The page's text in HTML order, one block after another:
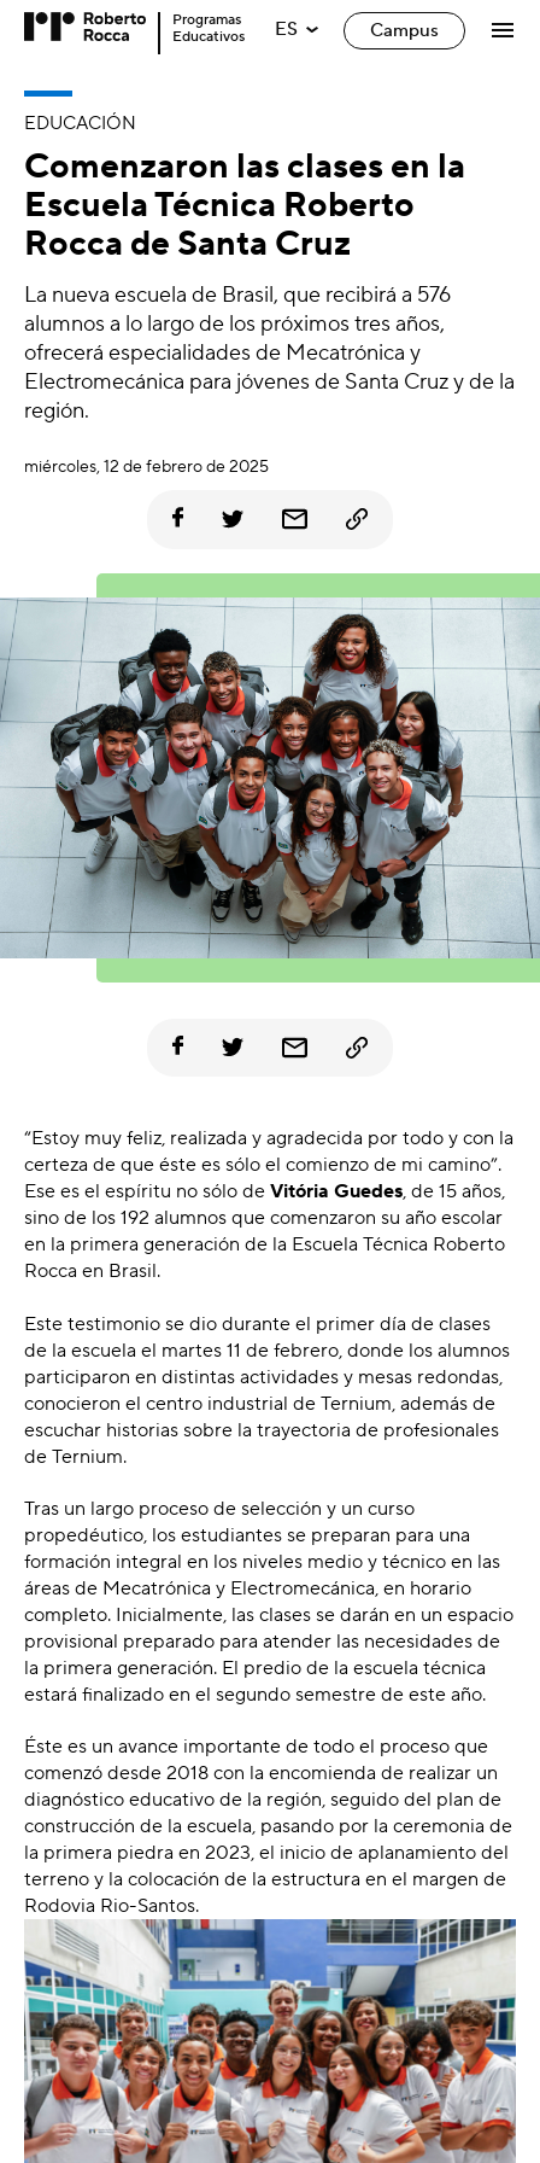
Programas
Educativos
ES Campus
EDUCACIÓN
Comenzaron las clases en la
Escuela Técnica Roberto
Rocca de Santa Cruz
La nueva escuela de Brasil, que recibirá a 576
alumnos a lo largo de los próximos tres años,
ofrecerá especialidades de Mecatrónica y
Electromecánica para jóvenes de Santa Cruz y de la
región.
miércoles, 12 de febrero de 2025
“Estoy muy feliz, realizada y agradecida por todo y con la
certeza de que éste es sólo el comienzo de mi camino”.
Ese es el espíritu no sólo de Vitória Guedes, de 15 años,
sino de los 192 alumnos que comenzaron su año escolar
en la primera generación de la Escuela Técnica Roberto
Rocca en Brasil.
Este testimonio se dio durante el primer día de clases
de la escuela el martes 11 de febrero, donde los alumnos
participaron en distintas actividades y mesas redondas,
conocieron el centro industrial de Ternium, además de
escuchar historias sobre la trayectoria de profesionales
de Ternium.
Tras un largo proceso de selección y un curso
propedéutico, los estudiantes se preparan para una
formación integral en los niveles medio y técnico en las
áreas de Mecatrónica y Electromecánica, en horario
completo. Inicialmente, las clases se darán en un espacio
provisional preparado para atender las necesidades de
la primera generación. El predio de la escuela técnica
estará finalizado en el segundo semestre de este año.
Éste es un avance importante de todo el proceso que
comenzó desde 2018 con la encomienda de realizar un
diagnóstico educativo de la región, seguido del plan de
construcción de la escuela, pasando por la ceremonia de
la primera piedra en 2023, el inicio de aplanamiento del
terreno y la colocación de la estructura en el margen de
Rodovia Rio-Santos.